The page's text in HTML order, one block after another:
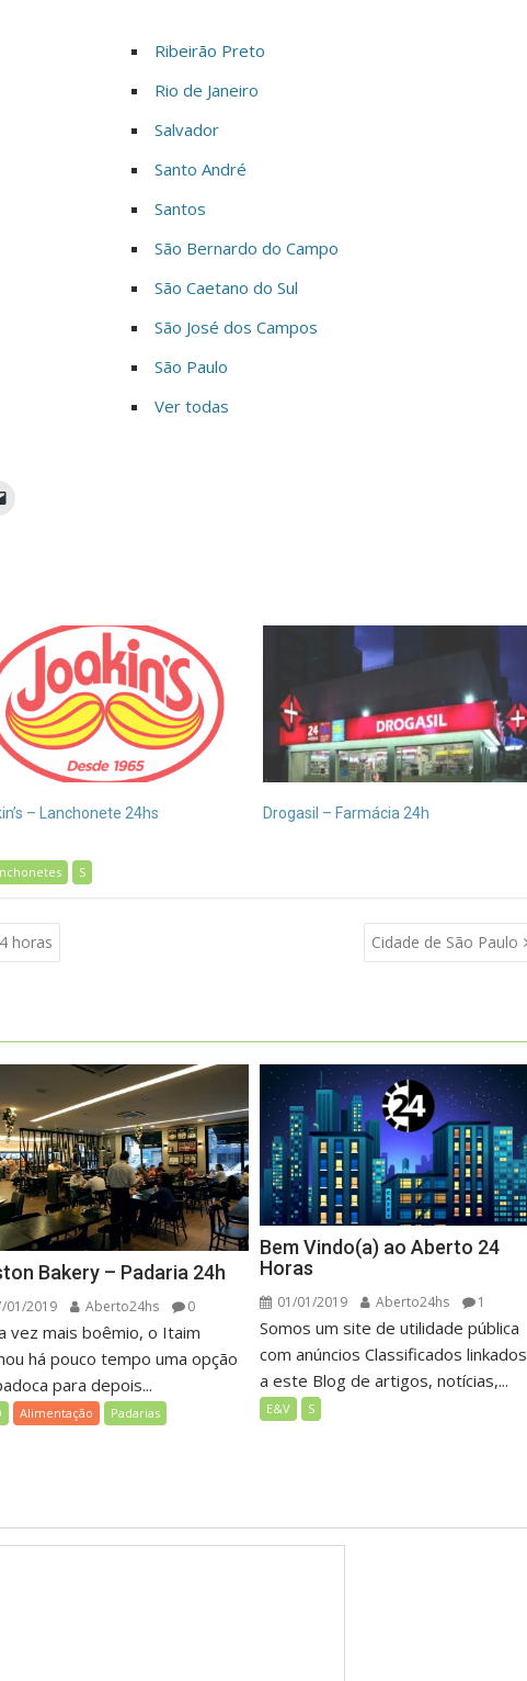
Ribeirão Preto
Rio de Janeiro
Salvador
Santo André
Santos
São Bernardo do Campo
São Caetano do Sul
São José dos Campos
São Paulo
Ver todas
– Lanchonete 24hs Drogasil – Farmácia 24h
S
horas Cidade de São Paulo
Bakery – Padaria 24h
01/2019 Aberto24hs 0
vez mais boêmio, o Itaim
há pouco tempo uma opção
para depois...
Alimentação Padarias
Bem Vindo(a) ao Aberto 24
Horas
01/01/2019 Aberto24hs 1
Somos um site de utilidade pública
com anúncios Classificados linkados
a este Blog de artigos, notícias,...
E&V S